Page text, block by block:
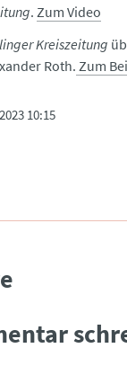
. Zum Video
Kreiszeitung
Roth. Zum
10:15